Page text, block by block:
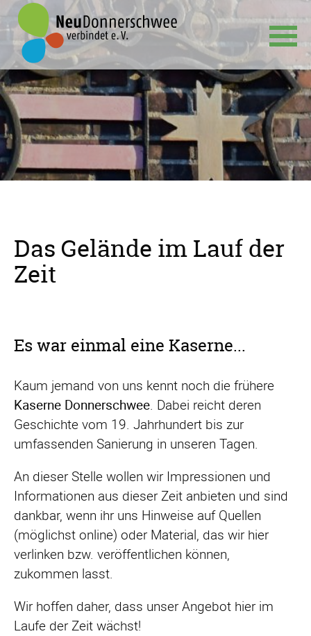
Navigation
überspringen
Das Gelände im Lauf der
Zeit
Es war einmal eine Kaserne...
Kaum jemand von uns kennt noch die frühere
Kaserne Donnerschwee. Dabei reicht deren
Geschichte vom 19. Jahrhundert bis zur
umfassenden Sanierung in unseren Tagen.
An dieser Stelle wollen wir Impressionen und
Informationen aus dieser Zeit anbieten und sind
dankbar, wenn ihr uns Hinweise auf Quellen
(möglichst online) oder Material, das wir hier
verlinken bzw. veröffentlichen können,
zukommen lasst.
Wir hoffen daher, dass unser Angebot hier im
Laufe der Zeit wächst!